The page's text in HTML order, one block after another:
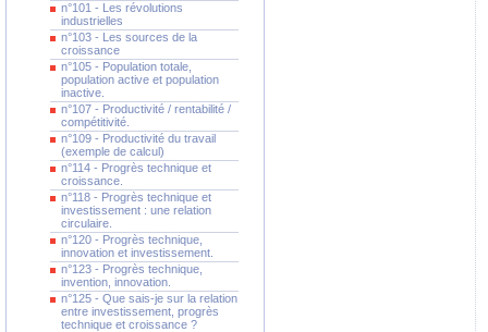
n°101 - Les révolutions
industrielles
n°103 - Les sources de la
croissance
n°105 - Population totale,
population active et population
inactive.
n°107 - Productivité / rentabilité /
compétitivité.
n°109 - Productivité du travail
(exemple de calcul)
n°114 - Progrès technique et
croissance.
n°118 - Progrès technique et
investissement : une relation
circulaire.
n°120 - Progrès technique,
innovation et investissement.
n°123 - Progrès technique,
invention, innovation.
n°125 - Que sais-je sur la relation
entre investissement, progrès
technique et croissance ?